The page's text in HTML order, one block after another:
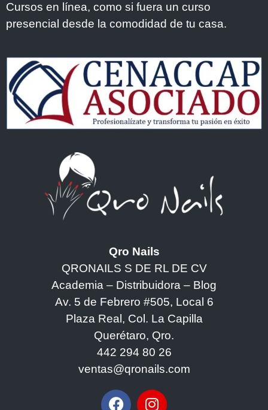
Cursos en línea, como si fuera un curso
presencial desde la comodidad de tu casa.
Qro Nails
QRONAILS S DE RL DE CV
Academia – Distribuidora – Blog
Av. 5 de Febrero #505, Local 6
Plaza Real, Col. La Capilla
Querétaro, Qro.
442 294 80 26
ventas@qronails.com